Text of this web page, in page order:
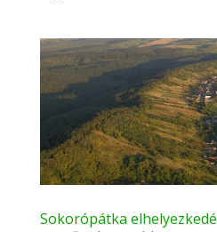
Sokorópátka